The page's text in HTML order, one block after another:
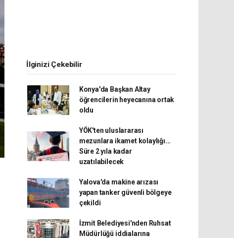
İlginizi Çekebilir
Konya'da Başkan Altay
öğrencilerin heyecanına ortak
oldu
YÖK'ten uluslararası
mezunlara ikamet kolaylığı...
Süre 2 yıla kadar
uzatılabilecek
Yalova'da makine arızası
yapan tanker güvenli bölgeye
çekildi
İzmit Belediyesi'nden Ruhsat
Müdürlüğü iddialarına